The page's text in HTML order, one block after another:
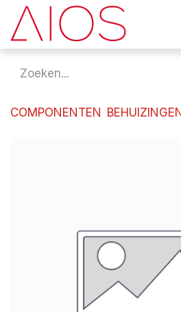
Overslaan naar inhoud
COMPONENTEN